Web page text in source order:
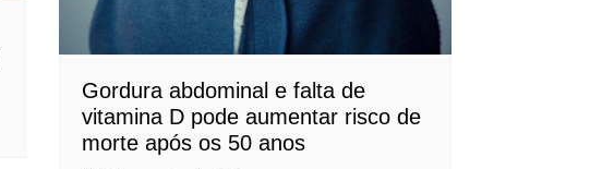
Gordura abdominal e falta de
vitamina D pode aumentar risco de
morte após os 50 anos